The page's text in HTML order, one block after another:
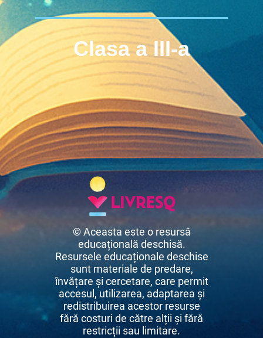
Clasa a III-a
© Aceasta este o resursă
educațională deschisă.
Resursele educaționale deschise
sunt materiale de predare,
învățare și cercetare, care permit
accesul, utilizarea, adaptarea și
redistribuirea acestor resurse
fără costuri de către alții și fără
restricții sau limitare.